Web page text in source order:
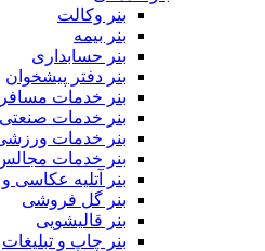
بنر وکالت
بنر بیمه
بنر حسابداری
بنر دفتر پیشخوان
بنر خدمات
بنر خدمات صنعتی
بنر خدمات
بنر خدمات
بنر آتلیه عکاسی
بنر گل فروشی
بنر قالیشویی
بنر چاپ و تبلیغات